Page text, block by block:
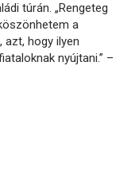
túrán. „Rengeteg
a
hogy ilyen
nyújtani.” –